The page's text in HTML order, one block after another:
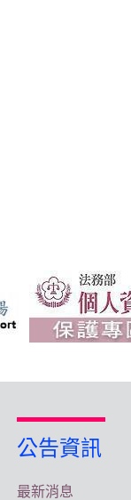
公告資訊
最新消息